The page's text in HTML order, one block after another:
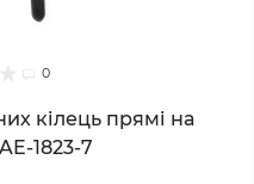
0
кілець прямі на
1823-7